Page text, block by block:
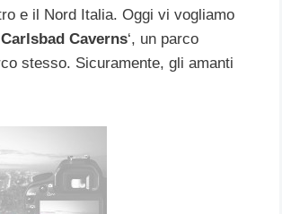
e il Nord Italia. Oggi vi vogliamo
Carlsbad Caverns‘, un parco
stesso. Sicuramente, gli amanti